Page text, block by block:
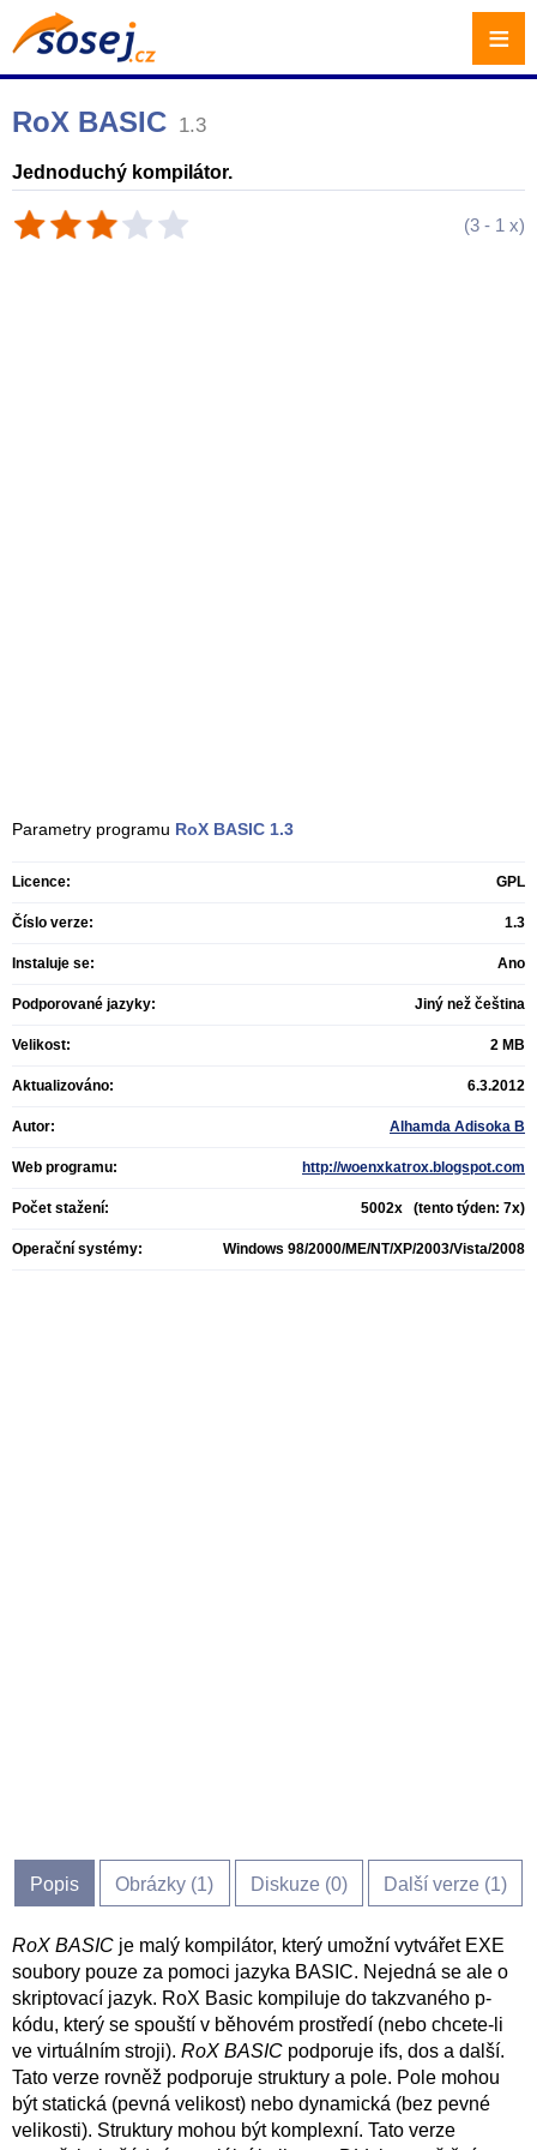
RoX BASIC 1.3
Jednoduchý kompilátor.
(3 - 1 x)
Parametry programu RoX BASIC 1.3
Licence: GPL
Číslo verze: 1.3
Instaluje se: Ano
Podporované jazyky: Jiný než čeština
Velikost: 2 MB
Aktualizováno: 6.3.2012
Autor: Alhamda Adisoka B
Web programu: http://woenxkatrox.blogspot.com
Počet stažení: 5002x (tento týden: 7x)
Operační systémy: Windows 98/2000/ME/NT/XP/2003/Vista/2008
Popis Obrázky (1) Diskuze (0) Další verze (1)
RoX BASIC je malý kompilátor, který umožní vytvářet EXE
soubory pouze za pomoci jazyka BASIC. Nejedná se ale o
skriptovací jazyk. RoX Basic kompiluje do takzvaného p-
kódu, který se spouští v běhovém prostředí (nebo chcete-li
ve virtuálním stroji). RoX BASIC podporuje ifs, dos a další.
Tato verze rovněž podporuje struktury a pole. Pole mohou
být statická (pevná velikost) nebo dynamická (bez pevné
velikosti). Struktury mohou být komplexní. Tato verze
≡